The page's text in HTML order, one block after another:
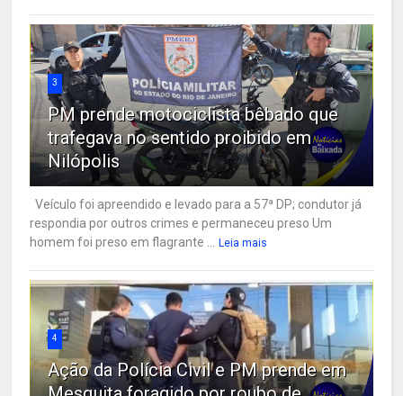
3
PM prende motociclista bêbado que
trafegava no sentido proibido em
Nilópolis
Veículo foi apreendido e levado para a 57ª DP; condutor já
respondia por outros crimes e permaneceu preso Um
homem foi preso em flagrante ...
Leia mais
4
Ação da Polícia Civil e PM prende em